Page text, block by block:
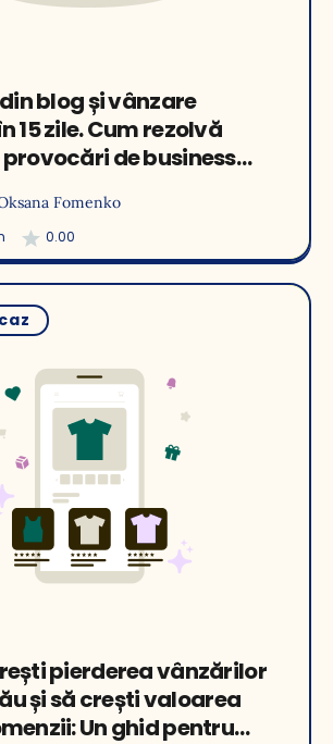
blog și vânzare
15 zile. Cum rezolvă
de business
Fomenko
0.00
pierderea vânzărilor
și să crești valoarea
Un ghid pentru